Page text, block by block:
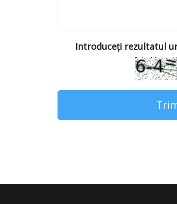
Introduceți rezultatul